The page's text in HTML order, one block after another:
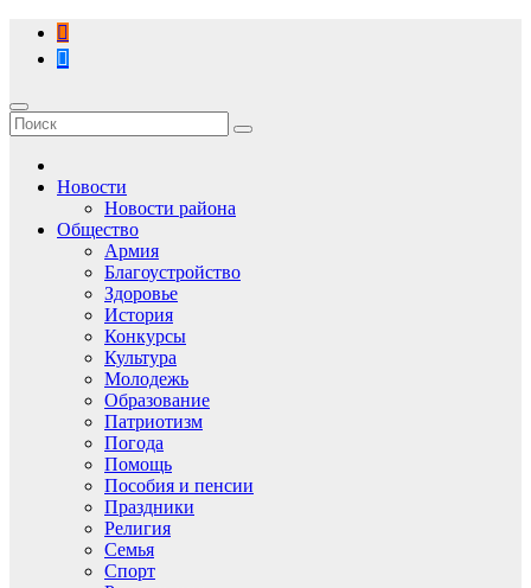
Перейти
содержимому
Новости
Новости района
Общество
Армия
Благоустройство
Здоровье
История
Конкурсы
Культура
Молодежь
Образование
Патриотизм
Погода
Помощь
Пособия и пенсии
Праздники
Религия
Семья
Спорт